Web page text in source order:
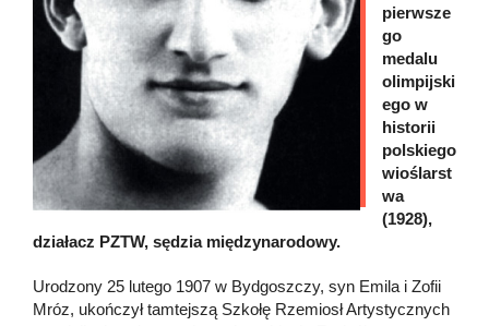
pierwsze
go
medalu
olimpijski
ego w
historii
polskiego
wioślarst
wa
(1928),
działacz PZTW, sędzia międzynarodowy.
Urodzony 25 lutego 1907 w Bydgoszczy, syn Emila i Zofii
Mróz, ukończył tamtejszą Szkołę Rzemiosł Artystycznych